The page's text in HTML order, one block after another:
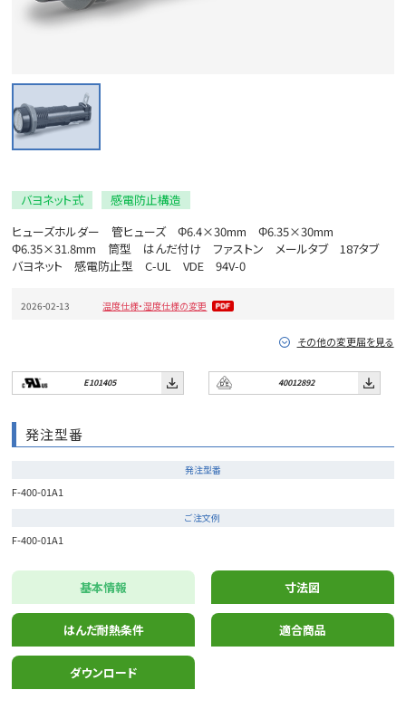
バヨネット式
感電防止構造
ヒューズホルダー 管ヒューズ Φ6.4×30mm Φ6.35×30mm
Φ6.35×31.8mm 筒型 はんだ付け ファストン メールタブ 187タブ
バヨネット 感電防止型 C-UL VDE 94V-0
2026-02-13 温度仕様・湿度仕様の変更
その他の変更届を見る
E101405 40012892
発注型番
発注型番
F-400-01A1
ご注文例
F-400-01A1
基本情報 寸法図
はんだ耐熱条件 適合商品
ダウンロード